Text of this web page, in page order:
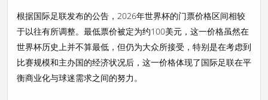
根据国际足联发布的公告，2026年世界杯的门票价格区间相较
于以往有所调整。最低票价被定为约100美元，这一价格虽然在
世界杯历史上并不算最低，但仍为大众所接受，特别是在考虑到
比赛规模和主办国的经济状况后，这一价格体现了国际足联在平
衡商业化与球迷需求之间的努力。